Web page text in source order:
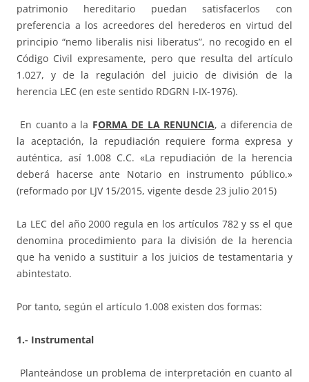
patrimonio hereditario puedan satisfacerlos con
preferencia a los acreedores del herederos en virtud del
principio “nemo liberalis nisi liberatus”, no recogido en el
Código Civil expresamente, pero que resulta del artículo
1.027, y de la regulación del juicio de división de la
herencia LEC (en este sentido RDGRN I-IX-1976).
En cuanto a la FORMA DE LA RENUNCIA, a diferencia de
la aceptación, la repudiación requiere forma expresa y
auténtica, así 1.008 C.C. «La repudiación de la herencia
deberá hacerse ante Notario en instrumento público.»
(reformado por LJV 15/2015, vigente desde 23 julio 2015)
La LEC del año 2000 regula en los artículos 782 y ss el que
denomina procedimiento para la división de la herencia
que ha venido a sustituir a los juicios de testamentaria y
abintestato.
Por tanto, según el artículo 1.008 existen dos formas:
1.- Instrumental
Planteándose un problema de interpretación en cuanto al